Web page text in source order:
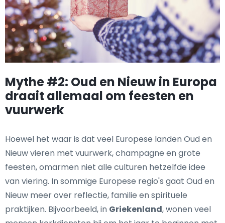
Mythe #2: Oud en Nieuw in Europa
draait allemaal om feesten en
vuurwerk
Hoewel het waar is dat veel Europese landen Oud en
Nieuw vieren met vuurwerk, champagne en grote
feesten, omarmen niet alle culturen hetzelfde idee
van viering. In sommige Europese regio's gaat Oud en
Nieuw meer over reflectie, familie en spirituele
praktijken. Bijvoorbeeld, in Griekenland, wonen veel